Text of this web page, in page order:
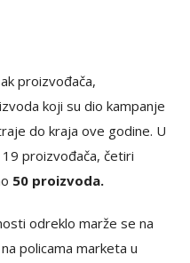
proizvođača,
koji su dio kampanje
do kraja ove godine. U
proizvođača, četiri
50 proizvoda.
odreklo marže se na
policama marketa u